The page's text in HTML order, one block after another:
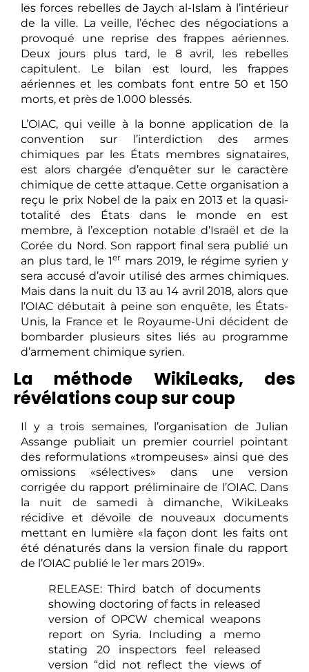
les forces rebelles de Jaych al-Islam à l’intérieur
de la ville. La veille, l’échec des négociations a
provoqué une reprise des frappes aériennes.
Deux jours plus tard, le 8 avril, les rebelles
capitulent. Le bilan est lourd, les frappes
aériennes et les combats font entre 50 et 150
morts, et près de 1.000 blessés.
L’OIAC, qui veille à la bonne application de la
convention sur l’interdiction des armes
chimiques par les États membres signataires,
est alors chargée d’enquêter sur le caractère
chimique de cette attaque. Cette organisation a
reçu le prix Nobel de la paix en 2013 et la quasi-
totalité des États dans le monde en est
membre, à l’exception notable d’Israël et de la
Corée du Nord. Son rapport final sera publié un
an plus tard, le 1er mars 2019, le régime syrien y
sera accusé d’avoir utilisé des armes chimiques.
Mais dans la nuit du 13 au 14 avril 2018, alors que
l’OIAC débutait à peine son enquête, les États-
Unis, la France et le Royaume-Uni décident de
bombarder plusieurs sites liés au programme
d’armement chimique syrien.
La méthode WikiLeaks, des
révélations coup sur coup
Il y a trois semaines, l’organisation de Julian
Assange publiait un premier courriel pointant
des reformulations «trompeuses» ainsi que des
omissions «sélectives» dans une version
corrigée du rapport préliminaire de l’OIAC. Dans
la nuit de samedi à dimanche, WikiLeaks
récidive et dévoile de nouveaux documents
mettant en lumière «la façon dont les faits ont
été dénaturés dans la version finale du rapport
de l’OIAC publié le 1er mars 2019».
RELEASE: Third batch of documents
showing doctoring of facts in released
version of OPCW chemical weapons
report on Syria. Including a memo
stating 20 inspectors feel released
version “did not reflect the views of